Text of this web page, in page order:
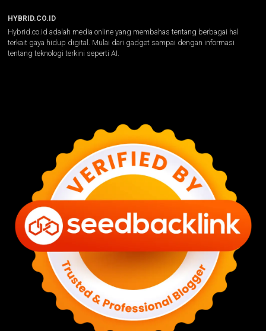
HYBRID.CO.ID
Hybrid.co.id adalah media online yang membahas tentang berbagai hal
terkait gaya hidup digital. Mulai dari gadget sampai dengan informasi
tentang teknologi terkini seperti AI.